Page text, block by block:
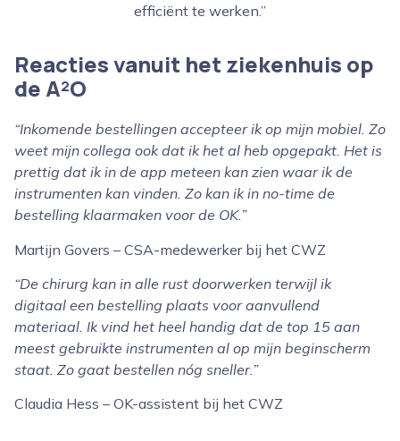
efficiënt te werken.”
Reacties vanuit het ziekenhuis op
de A²O
“Inkomende bestellingen accepteer ik op mijn mobiel. Zo
weet mijn collega ook dat ik het al heb opgepakt. Het is
prettig dat ik in de app meteen kan zien waar ik de
instrumenten kan vinden. Zo kan ik in no-time de
bestelling klaarmaken voor de OK.”
Martijn Govers – CSA-medewerker bij het CWZ
“De chirurg kan in alle rust doorwerken terwijl ik
digitaal een bestelling plaats voor aanvullend
materiaal. Ik vind het heel handig dat de top 15 aan
meest gebruikte instrumenten al op mijn beginscherm
staat. Zo gaat bestellen nóg sneller.”
Claudia Hess – OK-assistent bij het CWZ